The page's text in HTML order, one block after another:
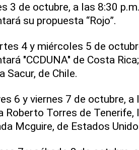
3 de octubre, a las 8:30
su propuesta “Rojo”.
4 y miércoles 5 de
"CCDUNA" de Costa
Sacur, de Chile.
6 y viernes 7 de octubre,
Roberto Torres de Tenerife,
Mcguire, de Estados